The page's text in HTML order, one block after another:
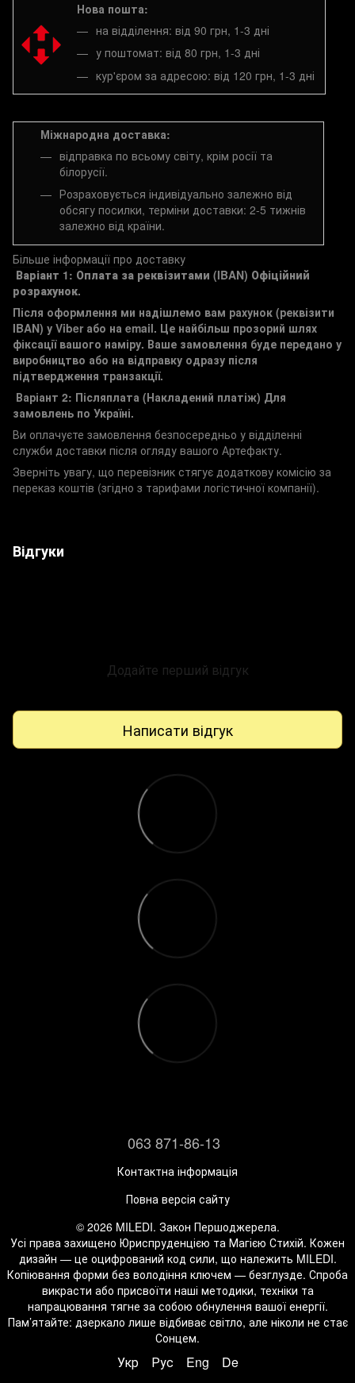
Нова пошта:
на відділення: від 90 грн, 1-3 дні
у поштомат: від 80 грн, 1-3 дні
кур'єром за адресою: від 120 грн, 1-3 дні
Міжнародна доставка:
відправка по всьому світу, крім росії та
білорусії.
Розраховується індивідуально залежно від
обсягу посилки, терміни доставки: 2-5 тижнів
залежно від країни.
Більше інформації про доставку
Варіант 1: Оплата за реквізитами (IBAN) Офіційний
розрахунок.
Після оформлення ми надішлемо вам рахунок (реквізити
IBAN) у Viber або на email. Це найбільш прозорий шлях
фіксації вашого наміру. Ваше замовлення буде передано у
виробництво або на відправку одразу після
підтвердження транзакції.
Варіант 2: Післяплата (Накладений платіж) Для
замовлень по Україні.
Ви оплачуєте замовлення безпосередньо у відділенні
служби доставки після огляду вашого Артефакту.
Зверніть увагу, що перевізник стягує додаткову комісію за
переказ коштів (згідно з тарифами логістичної компанії).
Відгуки
Додайте перший відгук
Написати відгук
063 871-86-13
Контактна інформація
Повна версія сайту
© 2026 MILEDI. Закон Першоджерела.
Усі права захищено Юриспруденцією та Магією Стихій. Кожен
дизайн — це оцифрований код сили, що належить MILEDI.
Копіювання форми без володіння ключем — безглузде. Спроба
викрасти або присвоїти наші методики, техніки та
напрацювання тягне за собою обнулення вашої енергії.
Пам’ятайте: дзеркало лише відбиває світло, але ніколи не стає
Сонцем.
Укр Рус Eng De